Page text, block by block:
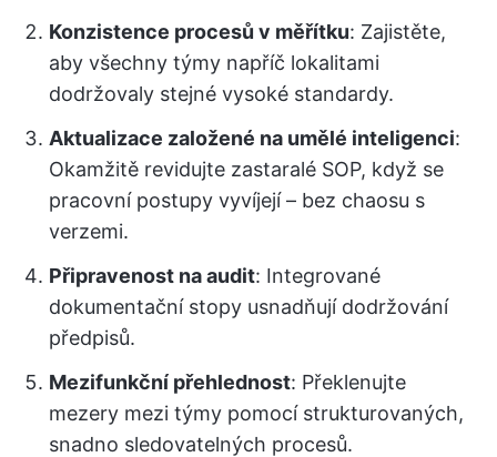
Konzistence procesů v měřítku: Zajistěte,
aby všechny týmy napříč lokalitami
dodržovaly stejné vysoké standardy.
Aktualizace založené na umělé inteligenci:
Okamžitě revidujte zastaralé SOP, když se
pracovní postupy vyvíjejí – bez chaosu s
verzemi.
Připravenost na audit: Integrované
dokumentační stopy usnadňují dodržování
předpisů.
Mezifunkční přehlednost: Překlenujte
mezery mezi týmy pomocí strukturovaných,
snadno sledovatelných procesů.